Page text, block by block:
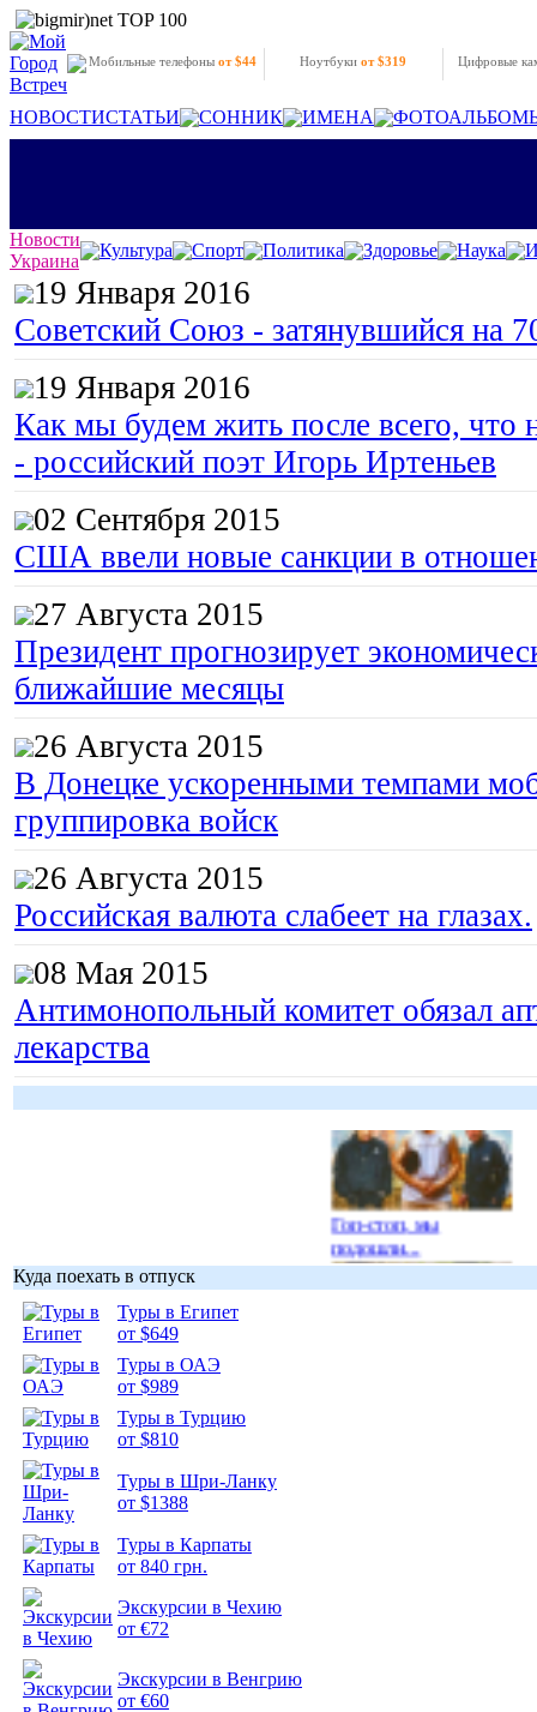
Мобильные телефоны от $44 Ноутбукиот $319 Цифровые
НОВОСТИСТАТЬИ СОННИК ИМЕНА
Новости
Украина
Культура Спорт Политика Здоровье Наука
19 Января 2016
Советский Союз - затянувшийся на
19 Января 2016
Как мы будем жить после всего, что
- российский поэт Игорь Иртеньев
02 Сентября 2015
США ввели новые санкции в
27 Августа 2015
Президент прогнозирует
ближайшие месяцы
26 Августа 2015
В Донецке ускоренными темпами
группировка войск
26 Августа 2015
Российская валюта слабеет на глазах.
08 Мая 2015
Антимонопольный комитет обязал
лекарства
Гоп-стоп, мы
подошли...
Куда поехать в отпуск
Туры в Египет
от $649
Туры в ОАЭ
от $989
Туры в Турцию
от $810
Туры в Шри-Ланку
от $1388
Туры в Карпаты
от 840 грн.
Экскурсии в Чехию
от €72
Экскурсии в Венгрию
от €60